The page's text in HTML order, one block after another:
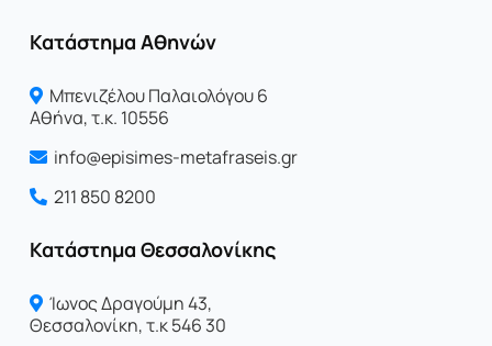
Κατάστημα Αθηνών
Μπενιζέλου Παλαιολόγου 6
Αθήνα, τ.κ. 10556
info@episimes-metafraseis.gr
211 850 8200
Κατάστημα Θεσσαλονίκης
Ίωνος Δραγoύμη 43,
Θεσσαλονίκη, τ.κ 546 30